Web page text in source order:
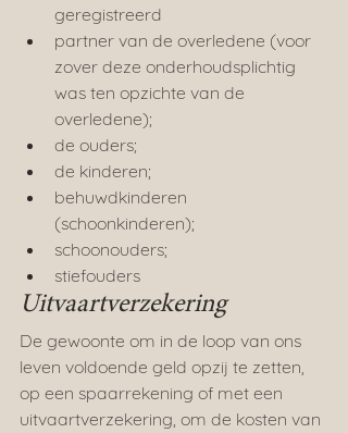
geregistreerd
partner van de overledene (voor
zover deze onderhoudsplichtig
was ten opzichte van de
overledene);
de ouders;
de kinderen;
behuwdkinderen
(schoonkinderen);
schoonouders;
stiefouders
Uitvaartverzekering
De gewoonte om in de loop van ons
leven voldoende geld opzij te zetten,
op een spaarrekening of met een
uitvaartverzekering, om de kosten van